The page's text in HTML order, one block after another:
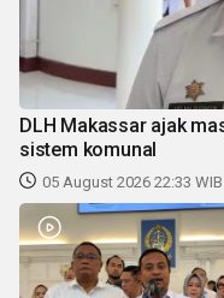
DLH Makassar ajak
sistem komunal
05 August 2026 22:33 WIB